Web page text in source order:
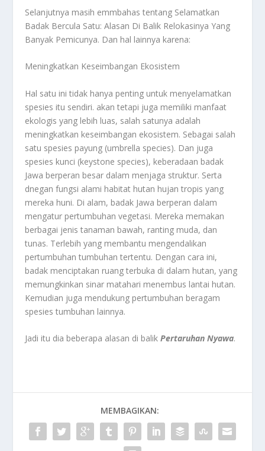
Selanjutnya masih emmbahas tentang Selamatkan
Badak Bercula Satu: Alasan Di Balik Relokasinya Yang
Banyak Pemicunya. Dan hal lainnya karena:
Meningkatkan Keseimbangan Ekosistem
Hal satu ini tidak hanya penting untuk menyelamatkan
spesies itu sendiri. akan tetapi juga memiliki manfaat
ekologis yang lebih luas, salah satunya adalah
meningkatkan keseimbangan ekosistem. Sebagai salah
satu spesies payung (umbrella species). Dan juga
spesies kunci (keystone species), keberadaan badak
Jawa berperan besar dalam menjaga struktur. Serta
dnegan fungsi alami habitat hutan hujan tropis yang
mereka huni. Di alam, badak Jawa berperan dalam
mengatur pertumbuhan vegetasi. Mereka memakan
berbagai jenis tanaman bawah, ranting muda, dan
tunas. Terlebih yang membantu mengendalikan
pertumbuhan tumbuhan tertentu. Dengan cara ini,
badak menciptakan ruang terbuka di dalam hutan, yang
memungkinkan sinar matahari menembus lantai hutan.
Kemudian juga mendukung pertumbuhan beragam
spesies tumbuhan lainnya.
Jadi itu dia beberapa alasan di balikPertaruhan Nyawa.
MEMBAGIKAN: